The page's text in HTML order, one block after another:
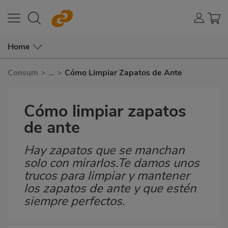
Home
Consum > ... > Cómo Limpiar Zapatos de Ante
Cómo limpiar zapatos
de ante
Subtítulo
Hay zapatos que se manchan
solo con mirarlos.Te damos unos
trucos para limpiar y mantener
los zapatos de ante y que estén
siempre perfectos.